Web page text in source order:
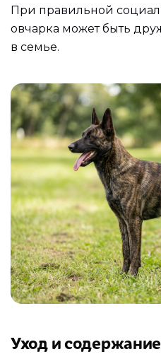
При правильной
овчарка может быть
в семье.
Уход и содержание